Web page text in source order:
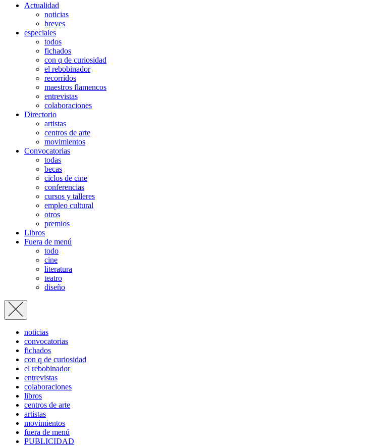
Actualidad
noticias
breves
especiales
todos
fichados
con q de curiosidad
el rebobinador
recorridos
maestros flamencos
entrevistas
colaboraciones
Directorio
artistas
centros de arte
movimientos
Convocatorias
todas
becas
ciclos de cine
conferencias
cursos y talleres
empleo cultural
otros
premios
Libros
Fuera de menú
todo
cine
literatura
teatro
diseño
noticias
convocatorias
fichados
con q de curiosidad
el rebobinador
entrevistas
colaboraciones
libros
centros de arte
artistas
movimientos
fuera de menú
PUBLICIDAD